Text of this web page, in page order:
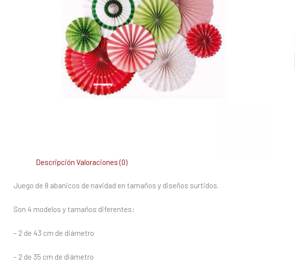
Descripción Valoraciones (0)
Juego de 8 abanicos de navidad en tamaños y diseños surtidos.
Son 4 modelos y tamaños diferentes:
– 2 de 43 cm de diámetro
– 2 de 35 cm de diámetro